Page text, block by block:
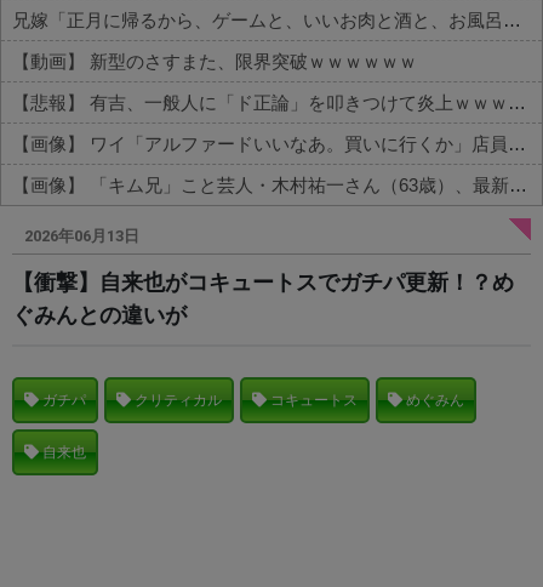
兄嫁「正月に帰るから、ゲームと、いいお肉と酒と、お風呂グッズの準備しとけよ」寝起きの私「知るかボケ」兄嫁「キィィィィー！！！！」私「あ…」
【動画】 新型のさすまた、限界突破ｗｗｗｗｗｗ
【悲報】 有吉、一般人に「ド正論」を叩きつけて炎上ｗｗｗｗｗｗｗｗ
【画像】 ワイ「アルファードいいなあ。買いに行くか」店員「ほいっ見積もりな！」ワイ「金額おかしくね？」←お前らもそう思うよな？？？？？
【画像】 「キム兄」こと芸人・木村祐一さん（63歳）、最新の松本人志さんとのツーショットが完全に別人だとネット騒然！ 「マジで誰かわからん」...
Powered by livedoor 相互RSS
2026年06月13日
【衝撃】自来也がコキュートスでガチパ更新！？め
ぐみんとの違いが
ガチパ クリティカル コキュートス めぐみん
自来也